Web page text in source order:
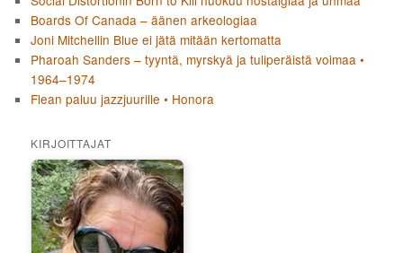
Boards Of Canada – äänen arkeologiaa
Joni Mitchellin Blue ei jätä mitään kertomatta
Pharoah Sanders – tyyntä, myrskyä ja tuliperäistä voimaa •
1964–1974
Flean paluu jazzjuurille • Honora
KIRJOITTAJAT